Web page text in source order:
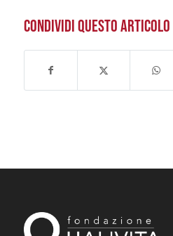
CONDIVIDI QUESTO ARTICOLO